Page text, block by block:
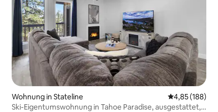
Wohnung in Stateline
4,85 (188)
Ski-Eigentumswohnung in Tahoe Paradise, ausgestattet, 2